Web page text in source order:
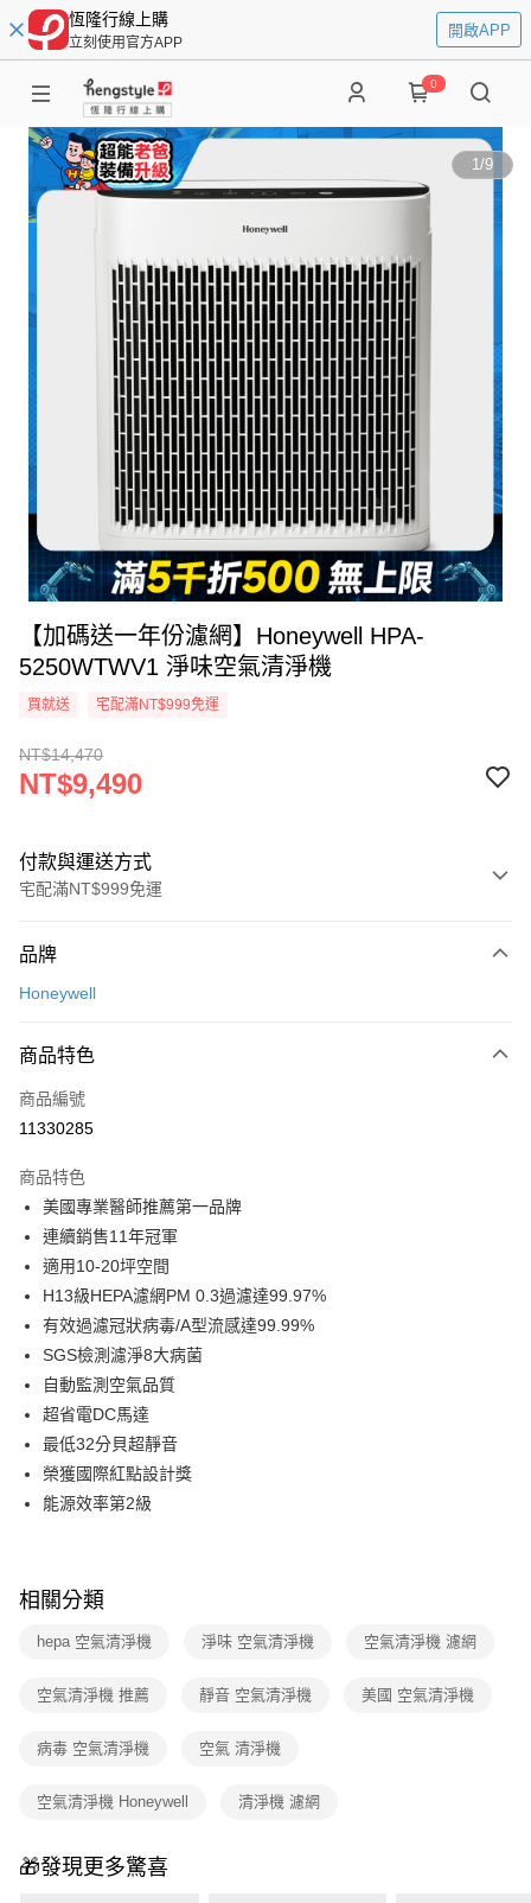
恆隆行線上購
立刻使用官方APP
開啟APP
0
1/9
【加碼送一年份濾網】Honeywell HPA-
5250WTWV1 淨味空氣清淨機
買就送 宅配滿NT$999免運
NT$14,470
NT$9,490
付款與運送方式
宅配滿NT$999免運
信用卡一次付款
3 期 0 利率 每期
合作金庫商業銀行
上海商業儲蓄銀行
臺灣中小企業銀行
匯豐（台灣）商業銀行
聯邦商業銀行
元大商業銀行
玉山商業銀行
星展（台灣）商業銀行
台灣樂天信用卡公司
合作金庫商業銀行
上海商業儲蓄銀行
國泰世華商業銀行
匯豐（台灣）商業銀行
聯邦商業銀行
元大商業銀行
永豐商業銀行
玉山商業銀行
星展（台灣）商業銀行
台新國際商業銀行
即享券
LINE Pay
Apple Pay
街口支付
Google Pay
ATM付款
運送方式
宅配
每筆NT$100，滿NT$999(含以上)免運費
品牌
Honeywell
商品特色
商品編號
11330285
商品特色
美國專業醫師推薦第一品牌
連續銷售11年冠軍
適用10-20坪空間
H13級HEPA濾網PM 0.3過濾達99.97%
有效過濾冠狀病毒/A型流感達99.99%
SGS檢測濾淨8大病菌
自動監測空氣品質
超省電DC馬達
最低32分貝超靜音
榮獲國際紅點設計獎
能源效率第2級
相關分類
hepa 空氣清淨機 淨味 空氣清淨機 空氣清淨機 濾網
空氣清淨機 推薦 靜音 空氣清淨機 美國 空氣清淨機
病毒 空氣清淨機 空氣 清淨機
空氣清淨機 Honeywell 清淨機 濾網
🎁發現更多驚喜